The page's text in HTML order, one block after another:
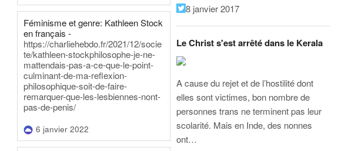
Féminisme et genre: Kathleen Stock
en français -
https://charliehebdo.fr/2021/12/socie
te/kathleen-stockphilosophe-je-ne-
mattendais-pas-a-ce-que-le-point-
culminant-de-ma-reflexion-
philosophique-soit-de-faire-
remarquer-que-les-lesbiennes-nont-
pas-de-penis/
6 janvier 2022
8 janvier 2017
Le Christ s'est arrêté dans le Kerala
A cause du rejet et de l’hostilité dont
elles sont victimes, bon nombre de
personnes trans ne terminent pas leur
scolarité. Mais en Inde, des nonnes
ont…